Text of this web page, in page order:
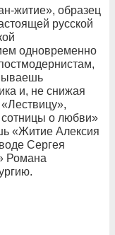
житие», образец
русской
одновременно
и, не снижая
о любви»
«Житие Алексия
Сергея
Романа